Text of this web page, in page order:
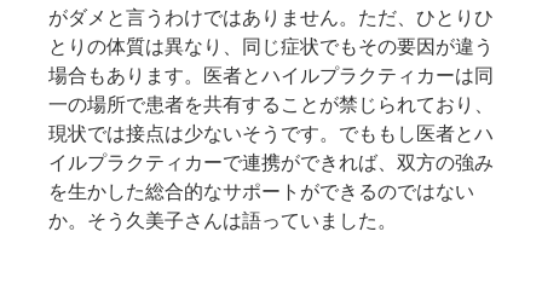
がダメと言うわけではありません。ただ、ひとりひ
とりの体質は異なり、同じ症状でもその要因が違う
場合もあります。医者とハイルプラクティカーは同
一の場所で患者を共有することが禁じられており、
現状では接点は少ないそうです。でももし医者とハ
イルプラクティカーで連携ができれば、双方の強み
を生かした総合的なサポートができるのではない
か。そう久美子さんは語っていました。